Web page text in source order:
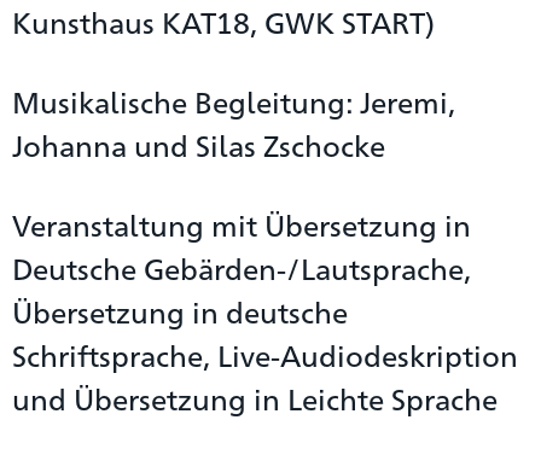
Kunsthaus KAT18, GWK START)
Musikalische Begleitung: Jeremi,
Johanna und Silas Zschocke
Veranstaltung mit Übersetzung in
Deutsche Gebärden-/Lautsprache,
Übersetzung in deutsche
Schriftsprache, Live-Audiodeskription
und Übersetzung in Leichte Sprache